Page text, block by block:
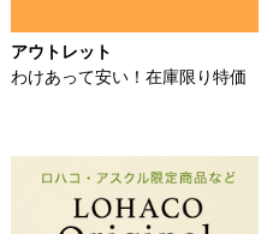
アウトレット
わけあって安い！在庫限り特価